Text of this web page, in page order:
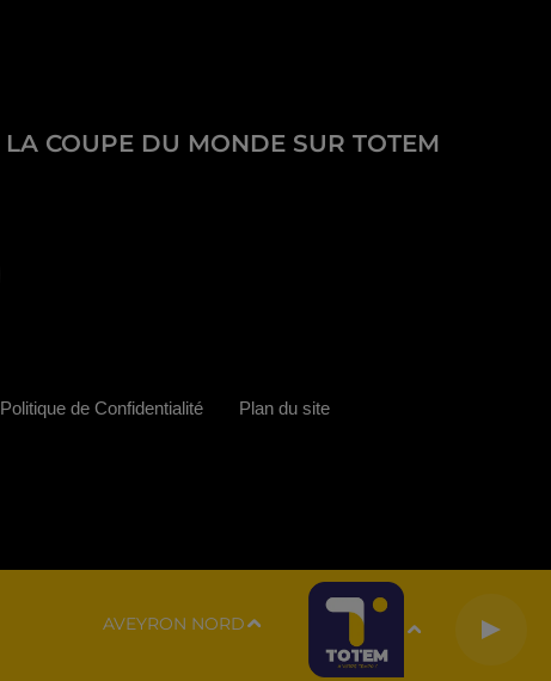
LA COUPE DU MONDE SUR TOTEM
AVEYRON NORD
Politique de Confidentialité Plan du site